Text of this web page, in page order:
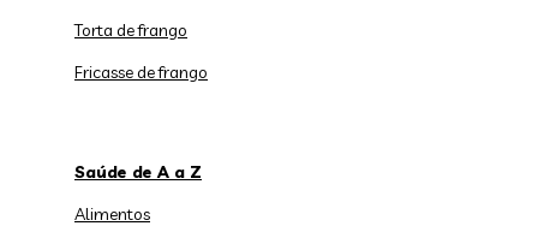
Torta de frango
Fricasse de frango
Saúde de A a Z
Alimentos